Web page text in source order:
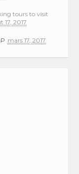
tours to visit
17, 2017
mars 17, 2017